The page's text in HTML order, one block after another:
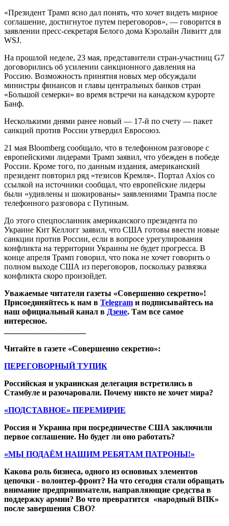
«Президент Трамп ясно дал понять, что хочет видеть мирное
соглашение, достигнутое путем переговоров», — говорится в
заявлении пресс-секретаря Белого дома Кэролайн Ливитт для
WSJ.
На прошлой неделе, 23 мая, представители стран-участниц G7
договорились об усилении санкционного давления на
Россию. Возможность принятия новых мер обсуждали
министры финансов и главы центральных банков стран
«Большой семерки» во время встречи на канадском курорте
Банф.
Несколькими днями ранее новый — 17-й по счету — пакет
санкций против России утвердил Евросоюз.
21 мая Bloomberg сообщало, что в телефонном разговоре с
европейскими лидерами Трамп заявил, что убежден в победе
России. Кроме того, по данным издания, американский
президент повторил ряд «тезисов Кремля». Портал Axios со
ссылкой на источники сообщал, что европейские лидеры
были «удивлены и шокированы» заявлениями Трампа после
телефонного разговора с Путиным.
До этого спецпосланник американского президента по
Украине Кит Келлогг заявил, что США готовы ввести новые
санкции против России, если в вопросе урегулирования
конфликта на территории Украины не будет прогресса. В
конце апреля Трамп говорил, что пока не хочет говорить о
полном выходе США из переговоров, поскольку развязка
конфликта скоро произойдет.
Уважаемые читатели газеты «Совершенно секретно»!
Присоединяйтесь к нам в Telegram и подписывайтесь на
наш официальный канал в Дзене. Там все самое
интересное.
Читайте в газете «Совершенно секретно»:
ПЕРЕГОВОРНЫЙ ТУПИК
Российская и украинская делегация встретились в
Стамбуле и разочаровали. Почему никто не хочет мира?
«ПОДСТАВНОЕ» ПЕРЕМИРИЕ
Россия и Украина при посредничестве США заключили
первое соглашение. Но будет ли оно работать?
«МЫ ПОДАЁМ НАШИМ РЕБЯТАМ ПАТРОНЫ!»
Какова роль бизнеса, одного из основных элементов
цепочки - волонтер-фронт? На что сегодня стали обращать
внимание предприниматели, направляющие средства в
поддержку армии? Во что превратится «народный ВПК»
после завершения СВО?